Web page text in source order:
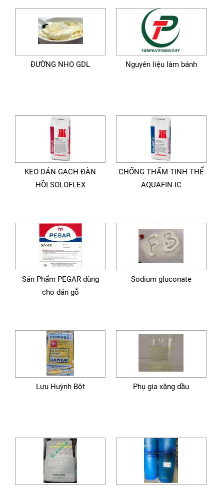
ĐƯỜNG NHO GDL Nguyên liệu làm bánh
KEO DÁN GẠCH ĐÀN
HỒI SOLOFLEX
CHỐNG THẤM TINH THỂ
AQUAFIN-IC
Sản Phẩm PEGAR dùng
cho dán gỗ
Sodium gluconate
Lưu Huỳnh Bột Phụ gia xăng dầu